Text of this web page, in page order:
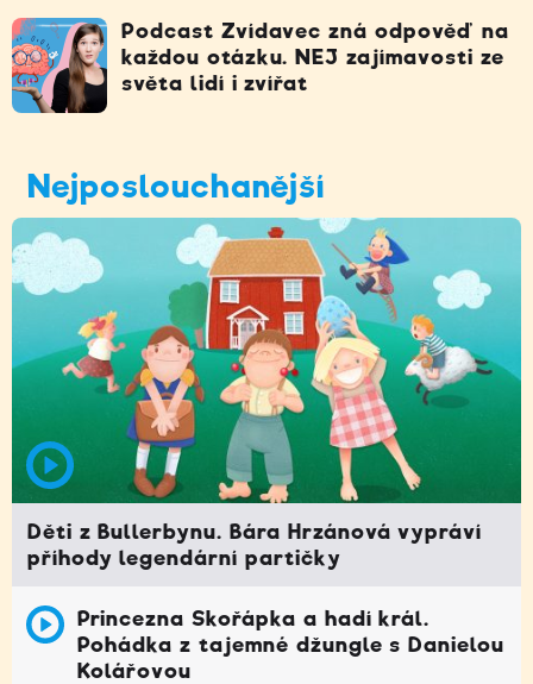
Podcast Zvídavec zná odpověď na
každou otázku. NEJ zajímavosti ze
světa lidí i zvířat
Nejposlouchanější
Děti z Bullerbynu. Bára Hrzánová vypráví
příhody legendární partičky
Princezna Skořápka a hadí král.
Pohádka z tajemné džungle s Danielou
Kolářovou